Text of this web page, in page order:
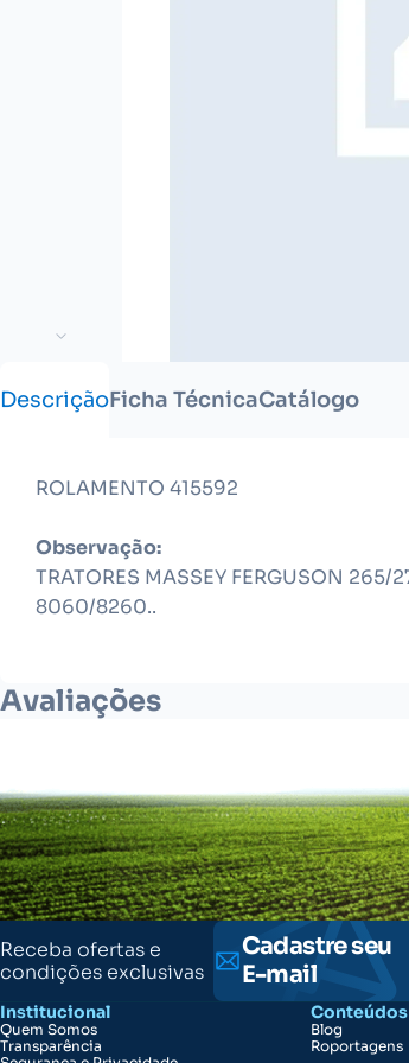
DescriçãoFicha TécnicaCatálogo
ROLAMENTO 415592
Observação:
TRATORES MASSEY FERGUSON
8060/8260..
Avaliações
Receba ofertas e
condições exclusivas
Cadastre seu
E-mail
Institucional
Quem Somos
Transparência
Conteúdos
Blog
Roportagens